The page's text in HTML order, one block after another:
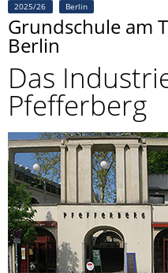
2025/26 Berlin
Grundschule am
Berlin
Das
Pfefferberg